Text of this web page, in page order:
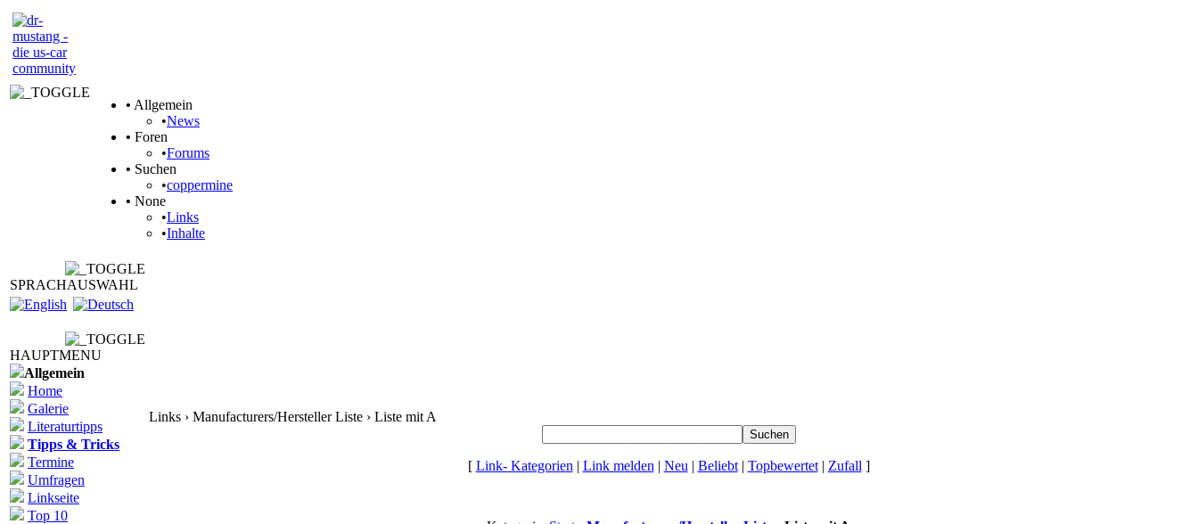
• Allgemein
•News
• Foren
•Forums
• Suchen
•coppermine
• None
•Links
•Inhalte
SPRACHAUSWAHL
HAUPTMENU
Allgemein
Home
Galerie
Literaturtipps
Tipps & Tricks
Termine
Umfragen
Linkseite
Top 10
Links › Manufacturers/Hersteller Liste › Liste mit A
[ Link- Kategorien | Link melden | Neu | Beliebt| Topbewertet| Zufall ]